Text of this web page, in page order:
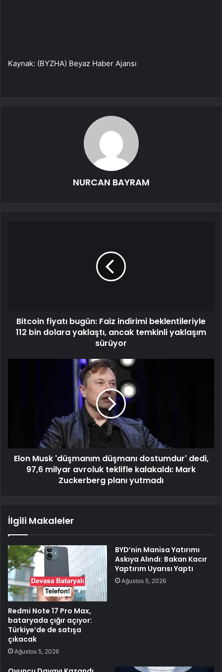
Kaynak: (BYZHA) Beyaz Haber Ajansı
NURCAN BAYRAM
Bitcoin fiyatı bugün: Faiz indirimi beklentileriyle
112 bin dolara yaklaştı, ancak temkinli yaklaşım
sürüyor
Elon Musk 'düşmanım düşmanı dostumdur' dedi,
97,6 milyar avroluk teklifle kalakaldı: Mark
Zuckerberg planı yutmadı
İlgili Makaleler
Redmi Note 17 Pro Max,
bataryada çığır açıyor:
Türkiye’de de satışa
çıkacak
Ağustos 5, 2026
BYD’nin Manisa Yatırımı
Askıya Alındı: Bakan Kacır
Yaptırım Uyarısı Yaptı
Ağustos 5, 2026